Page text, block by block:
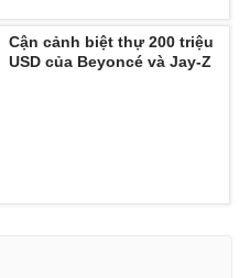
Cận cảnh biệt thự 200 triệu
USD của Beyoncé và Jay-Z